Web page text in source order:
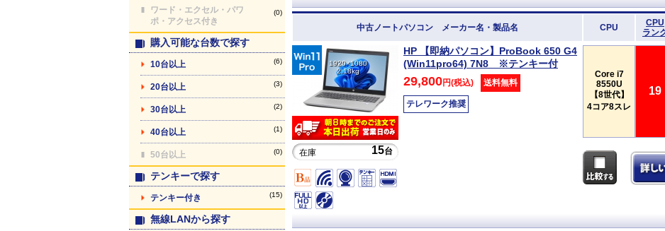
ワード・エクセル・パワ
ポ・アクセス付き
(0)
購入可能な台数で探す
10台以上 (6)
20台以上 (3)
30台以上 (2)
40台以上 (1)
50台以上 (0)
テンキーで探す
テンキー付き (15)
無線LANから探す
中古ノートパソコン メーカー名・製品名 CPU
CPU
ラン
1920×1080
2.18kg
在庫 15台
HP 【即納パソコン】ProBook 650 G4
(Win11pro64) 7N8 ※テンキー付
29,800円(税込) 送料無料
テレワーク推奨
Core i7
8550U
【8世代】
4コア8スレ
19